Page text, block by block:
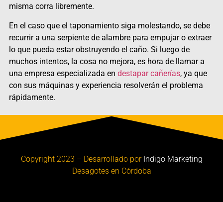
misma corra libremente.
En el caso que el taponamiento siga molestando, se debe
recurrir a una serpiente de alambre para empujar o extraer
lo que pueda estar obstruyendo el caño. Si luego de
muchos intentos, la cosa no mejora, es hora de llamar a
una empresa especializada en destapar cañerías, ya que
con sus máquinas y experiencia resolverán el problema
rápidamente.
Copyright 2023 – Desarrollado por Indigo Marketing
Desagotes en Córdoba